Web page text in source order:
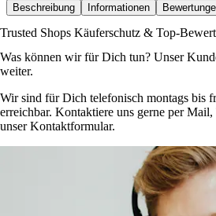
Beschreibung Informationen
Trusted Shops Käuferschutz & Top-
Was können wir für Dich tun? Unser
weiter.
Wir sind für Dich telefonisch montags bis
erreichbar. Kontaktiere uns gerne per
unser Kontaktformular.